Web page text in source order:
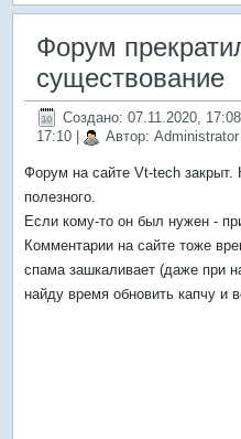
Форум
существование
Создано: 07.11.2020, 17:08
17:10
Автор: Administrator
Форум на сайте Vt-tech
полезного.
Если кому-то он был нужен -
Комментарии на сайте тоже
спама зашкаливает (даже при
найду время обновить капчу и